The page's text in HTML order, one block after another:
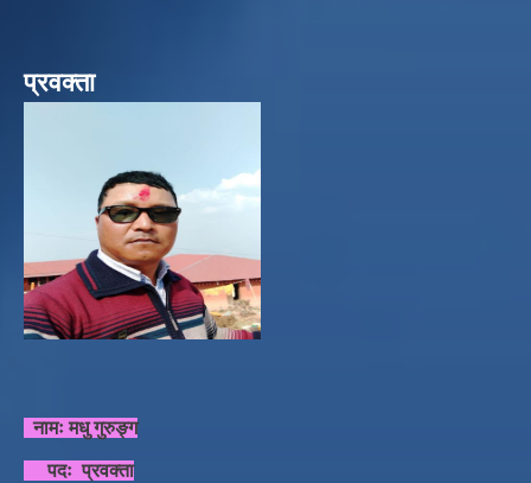
प्रवक्ता
नामः मधु गुरुङ्ग
पदः प्रवक्ता